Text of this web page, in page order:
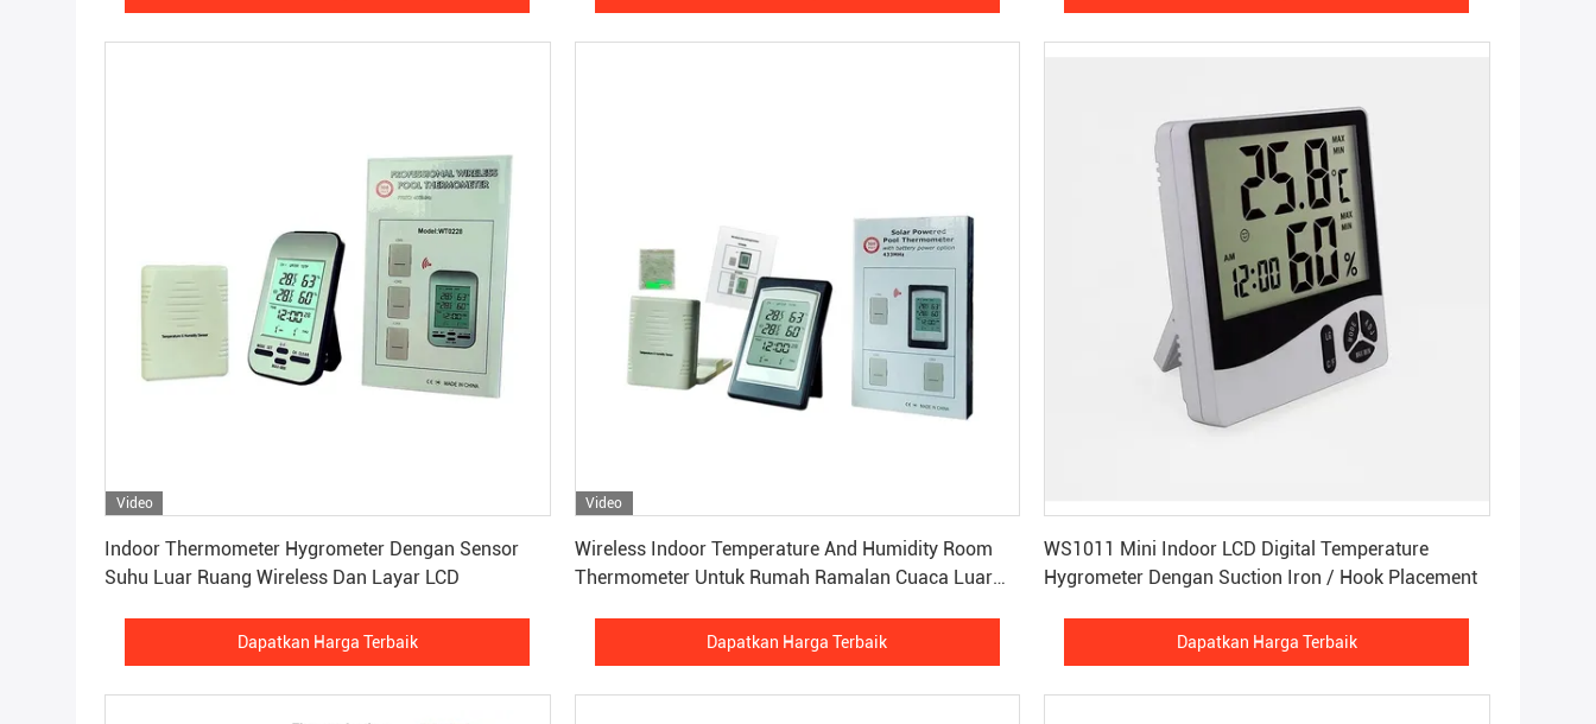
Video
Indoor Thermometer Hygrometer Dengan Sensor
Suhu Luar Ruang Wireless Dan Layar LCD
Dapatkan Harga Terbaik
Video
Wireless Indoor Temperature And Humidity Room
Thermometer Untuk Rumah Ramalan Cuaca Luar
Dapatkan Harga Terbaik
WS1011 Mini Indoor LCD Digital Temperature
Hygrometer Dengan Suction Iron / Hook Placement
Dapatkan Harga Terbaik